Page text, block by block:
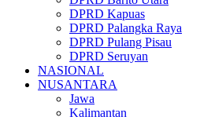
DPRD Kapuas
DPRD Palangka Raya
DPRD Pulang Pisau
DPRD Seruyan
NASIONAL
NUSANTARA
Jawa
Kalimantan